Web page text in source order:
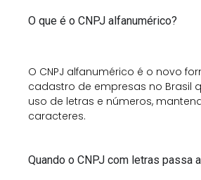
O que é o CNPJ alfanumérico?
O CNPJ alfanumérico é o novo
cadastro de empresas no Brasil
uso de letras e números,
caracteres.
Quando o CNPJ com letras passa